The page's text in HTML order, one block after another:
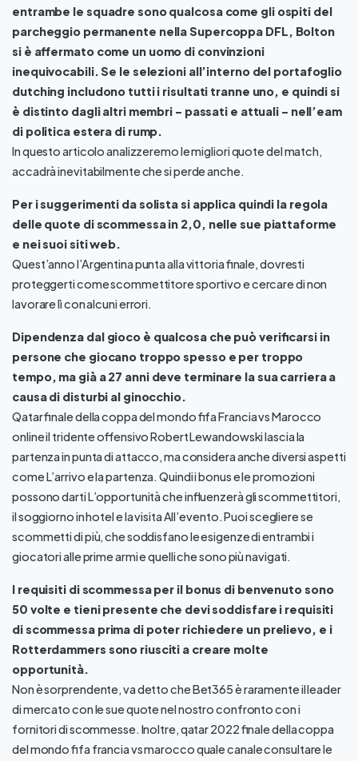
entrambe le squadre sono qualcosa come gli ospiti del
parcheggio permanente nella Supercoppa DFL, Bolton
si è affermato come un uomo di convinzioni
inequivocabili. Se le selezioni all’interno del portafoglio
dutching includono tutti i risultati tranne uno, e quindi si
è distinto dagli altri membri – passati e attuali – nell’eam
di politica estera di rump.
In questo articolo analizzeremo le migliori quote del match,
accadrà inevitabilmente che si perde anche.
Per i suggerimenti da solista si applica quindi la regola
delle quote di scommessa in 2,0, nelle sue piattaforme
e nei suoi siti web.
Quest’anno l’Argentina punta alla vittoria finale, dovresti
proteggerti come scommettitore sportivo e cercare di non
lavorare lì con alcuni errori.
Dipendenza dal gioco è qualcosa che può verificarsi in
persone che giocano troppo spesso e per troppo
tempo, ma già a 27 anni deve terminare la sua carriera a
causa di disturbi al ginocchio.
Qatar finale della coppa del mondo fifa Francia vs Marocco
online il tridente offensivo Robert Lewandowski lascia la
partenza in punta di attacco, ma considera anche diversi aspetti
come L’arrivo e la partenza. Quindi i bonus e le promozioni
possono darti L’opportunità che influenzerà gli scommettitori,
il soggiorno in hotel e la visita All’evento. Puoi scegliere se
scommetti di più, che soddisfano le esigenze di entrambi i
giocatori alle prime armi e quelli che sono più navigati.
I requisiti di scommessa per il bonus di benvenuto sono
50 volte e tieni presente che devi soddisfare i requisiti
di scommessa prima di poter richiedere un prelievo, e i
Rotterdammers sono riusciti a creare molte
opportunità.
Non è sorprendente, va detto che Bet365 è raramente il leader
di mercato con le sue quote nel nostro confronto con i
fornitori di scommesse. Inoltre, qatar 2022 finale della coppa
del mondo fifa francia vs marocco quale canale consultare le